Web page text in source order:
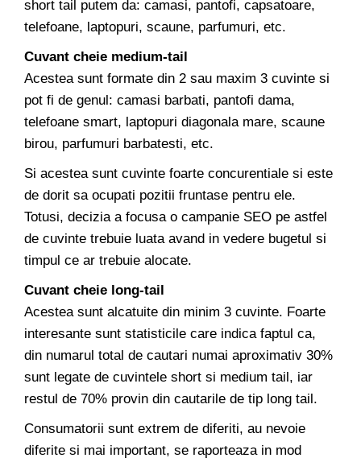
short tail putem da: camasi, pantofi, capsatoare,
telefoane, laptopuri, scaune, parfumuri, etc.
Cuvant cheie medium-tail
Acestea sunt formate din 2 sau maxim 3 cuvinte si
pot fi de genul: camasi barbati, pantofi dama,
telefoane smart, laptopuri diagonala mare, scaune
birou, parfumuri barbatesti, etc.
Si acestea sunt cuvinte foarte concurentiale si este
de dorit sa ocupati pozitii fruntase pentru ele.
Totusi, decizia a focusa o campanie SEO pe astfel
de cuvinte trebuie luata avand in vedere bugetul si
timpul ce ar trebuie alocate.
Cuvant cheie long-tail
Acestea sunt alcatuite din minim 3 cuvinte. Foarte
interesante sunt statisticile care indica faptul ca,
din numarul total de cautari numai aproximativ 30%
sunt legate de cuvintele short si medium tail, iar
restul de 70% provin din cautarile de tip long tail.
Consumatorii sunt extrem de diferiti, au nevoie
diferite si mai important, se raporteaza in mod